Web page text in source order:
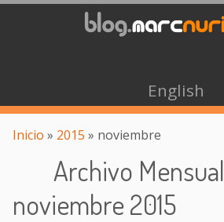
English
Inicio » 2015 » noviembre
Archivo Mensual
noviembre 2015